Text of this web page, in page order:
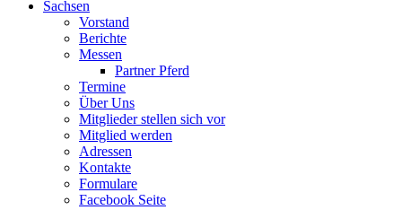
Sachsen
Vorstand
Berichte
Messen
Partner Pferd
Termine
Über Uns
Mitglieder stellen sich vor
Mitglied werden
Adressen
Kontakte
Formulare
Facebook Seite